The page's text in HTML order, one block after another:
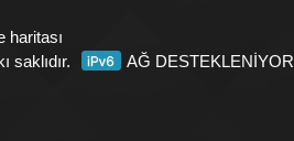
haritası
saklıdır.
AĞ DESTEKLENİYOR